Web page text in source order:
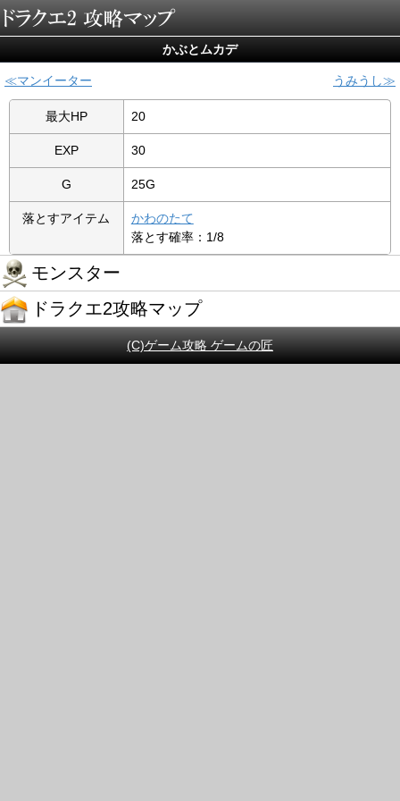
かぶとムカデ
マンイーター うみうし
最大HP 20
EXP 30
G 25G
落とすアイテム
かわのたて
落とす確率：1/8
モンスター
ドラクエ2攻略マップ
(C)ゲーム攻略 ゲームの匠